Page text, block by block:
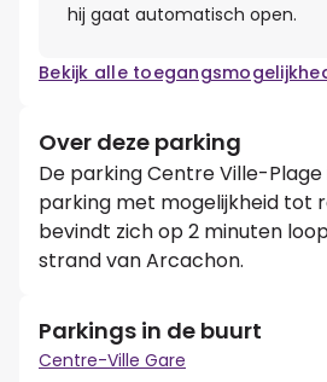
hij gaat automatisch open.
Bekijk alle
Over deze parking
De parking Centre Ville-
parking met mogelijkheid tot
bevindt zich op 2 minuten
strand van Arcachon.
Parkings in de buurt
Centre-Ville Gare